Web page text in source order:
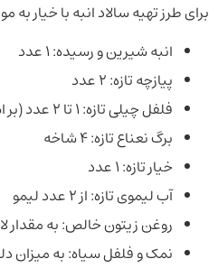
برای طرز تهیه سالاد انبه با خیار به
انبه شیرین و رسیده: ۱ عدد
پیازچه تازه: ۲ عدد
فلفل چیلی تازه: ۱ تا ۲ عدد (بر اساس ذائقه)
برگ نعناع تازه: ۴ شاخه
خیار تازه: ۱ عدد
آب لیموی تازه: از ۲ عدد لیمو
روغن زیتون خالص: به مقدار
نمک و فلفل سیاه: به میزان